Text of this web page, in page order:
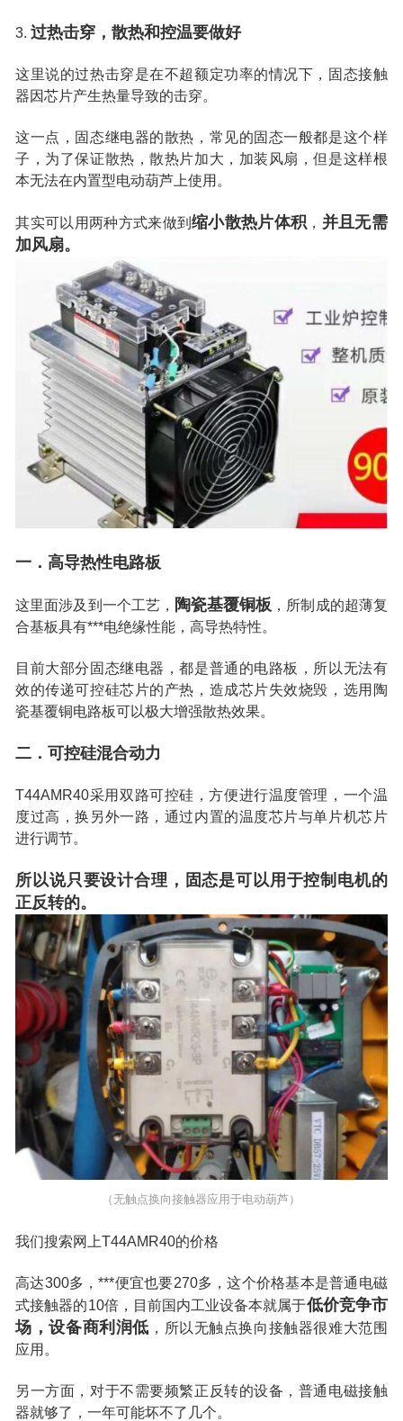
3.过热击穿，散热和控温要做好
这里说的过热击穿是在不超额定功率的情况下，固态接触
器因芯片产生热量导致的击穿。
这一点，固态继电器的散热，常见的固态一般都是这个样
子，为了保证散热，散热片加大，加装风扇，但是这样根
本无法在内置型电动葫芦上使用。
其实可以用两种方式来做到缩小散热片体积 ， 并且无需
加风扇。
一．高导热性电路板
这里面涉及到一个工艺， 陶瓷基覆铜板 ，所制成的超薄复
合基板具有***电绝缘性能，高导热特性。
目前大部分固态继电器，都是普通的电路板，所以无法有
效的传递可控硅芯片的产热，造成芯片失效烧毁，选用陶
瓷基覆铜电路板可以极大增强散热效果。
二．可控硅混合动力
T44AMR40采用双路可控硅，方便进行温度管理，一个温
度过高，换另外一路，通过内置的温度芯片与单片机芯片
进行调节。
所以说只要设计合理，固态是可以用于控制电机的
正反转的。
（无触点换向接触器应用于电动葫芦）
我们搜索网上T44AMR40的价格
高达300多，***便宜也要270多，这个价格基本是普通电磁
式接触器的10倍，目前国内工业设备本就属于低价竞争市
场，设备商利润低 ，所以无触点换向接触器很难大范围
应用。
另一方面，对于不需要频繁正反转的设备，普通电磁接触
器就够了，一年可能坏不了几个。